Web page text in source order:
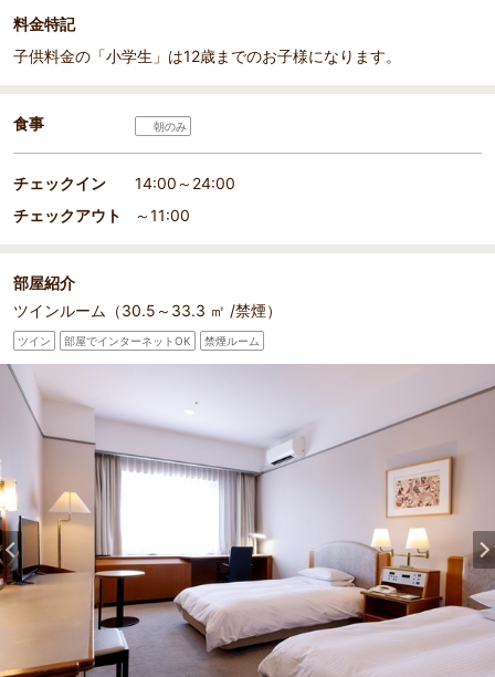
料金特記
子供料金の「小学生」は12歳までのお子様になります。
食事 朝のみ
チェックイン
14:00～24:00
チェックアウト
～11:00
部屋紹介
ツインルーム（30.5～33.3 ㎡ /禁煙）
ツイン 部屋でインターネットOK 禁煙ルーム